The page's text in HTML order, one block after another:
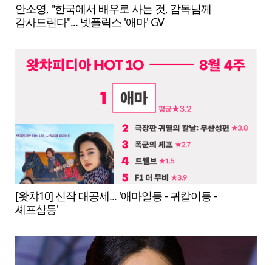
안소영, "한국에서 배우로 사는 것, 감독님께
감사드린다"... 넷플릭스 '애마' GV
[왓챠10] 신작 대공세... '애마일등 - 귀칼이등 -
셰프삼등'